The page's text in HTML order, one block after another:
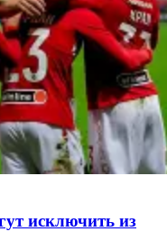
исключить из